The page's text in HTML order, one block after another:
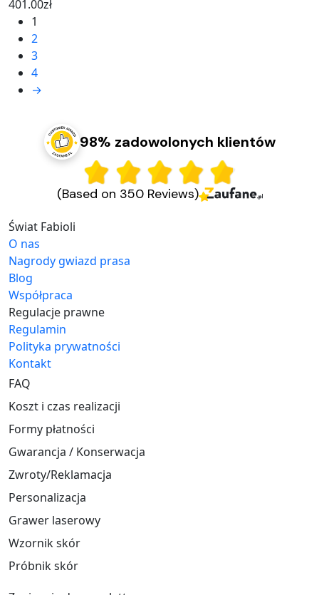
401.00zł
1
2
3
4
→
98% zadowolonych klientów
(Based on 350 Reviews)
Świat Fabioli
O nas
Nagrody gwiazd prasa
Blog
Współpraca
Regulacje prawne
Regulamin
Polityka prywatności
Kontakt
FAQ
Koszt i czas realizacji
Formy płatności
Gwarancja / Konserwacja
Zwroty/Reklamacja
Personalizacja
Grawer laserowy
Wzornik skór
Próbnik skór